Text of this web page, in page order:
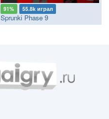
91% 55.8k играл
Sprunki Phase 9